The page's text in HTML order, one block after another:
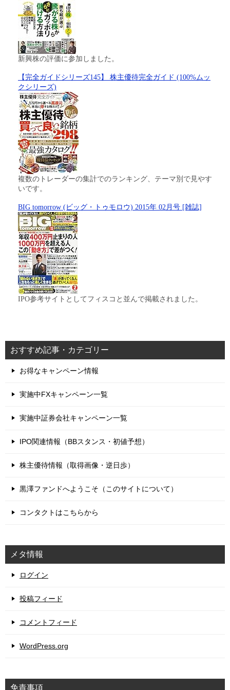
新興株の評価に参加しました。
【完全ガイドシリーズ145】 株主優待完全ガイド (100%ムッ
クシリーズ)
複数のトレーダーの集計でのランキング、テーマ別で見やす
いです。
BIG tomorrow (ビッグ・トゥモロウ) 2015年 02月号 [雑誌]
IPO参考サイトとしてフィスコと並んで掲載されました。
おすすめ記事・カテゴリー
お得なキャンペーン情報
実施中FXキャンペーン一覧
実施中証券会社キャンペーン一覧
IPO関連情報（BBスタンス・初値予想）
株主優待情報（取得画像・逆日歩）
黒澤ファンドへようこそ（このサイトについて）
コンタクトはこちらから
メタ情報
ログイン
投稿フィード
コメントフィード
WordPress.org
免責事項